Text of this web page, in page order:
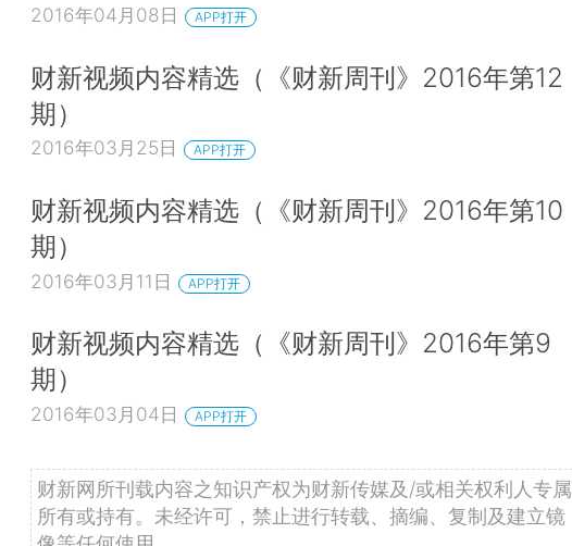
2016年04月08日 APP打开
财新视频内容精选（《财新周刊》2016年第12
期）
2016年03月25日 APP打开
财新视频内容精选（《财新周刊》2016年第10
期）
2016年03月11日 APP打开
财新视频内容精选（《财新周刊》2016年第9
期）
2016年03月04日 APP打开
财新网所刊载内容之知识产权为财新传媒及/或相关权利人专属
所有或持有。未经许可，禁止进行转载、摘编、复制及建立镜